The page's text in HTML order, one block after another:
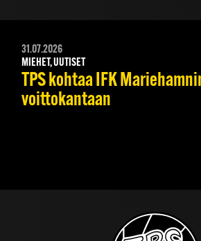
31.07.2026
MIEHET, UUTISET
TPS kohtaa IFK
voittokantaan